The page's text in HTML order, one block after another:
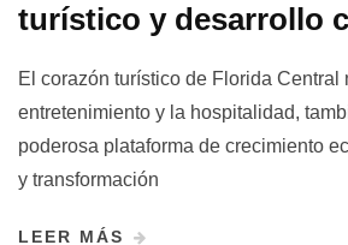
turístico y desarrollo
El corazón turístico de Florida Central
entretenimiento y la hospitalidad,
poderosa plataforma de crecimiento
y transformación
LEER MÁS